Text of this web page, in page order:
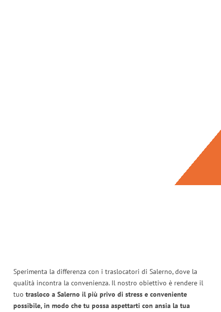
Sperimenta la differenza con i traslocatori di Salerno, dove la
qualità incontra la convenienza. Il nostro obiettivo è rendere il
tuo trasloco a Salerno il più privo di stress e conveniente
possibile, in modo che tu possa aspettarti con ansia la tua